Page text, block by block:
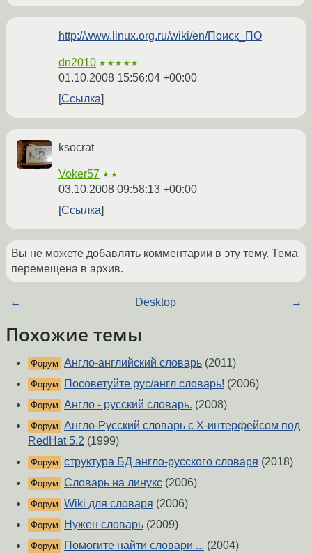
http://www.linux.org.ru/wiki/en/Поиск_ПО
dn2010 ★★★★★
01.10.2008 15:56:04 +00:00
Ссылка
ksocrat
Voker57 ★★
03.10.2008 09:58:13 +00:00
Ссылка
Вы не можете добавлять комментарии в эту тему. Тема
перемещена в архив.
← Desktop →
Похожие темы
Форум Англо-английский словарь (2011)
Форум Посоветуйте рус/англ словарь! (2006)
Форум Англо - русский словарь. (2008)
Форум Англо-Русский словарь с Х-интерфейсом под
RedHat 5.2 (1999)
Форум структура БД англо-русского словаря (2018)
Форум Словарь на линукс (2006)
Форум Wiki для словаря (2006)
Форум Нужен словарь (2009)
Форум Помогите найти словари ... (2004)